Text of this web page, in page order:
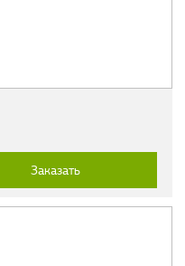
Заказать